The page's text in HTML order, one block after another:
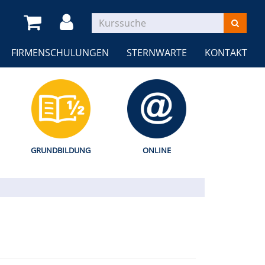
FIRMENSCHULUNGEN STERNWARTE KONTAKT
GRUNDBILDUNG ONLINE